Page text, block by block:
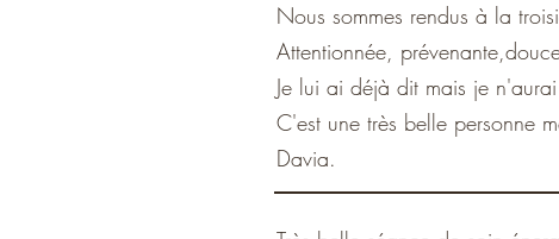
Nous sommes rendus à la
Attentionnée,
Je lui ai déjà dit mais je
C'est une très belle personne
Davia.